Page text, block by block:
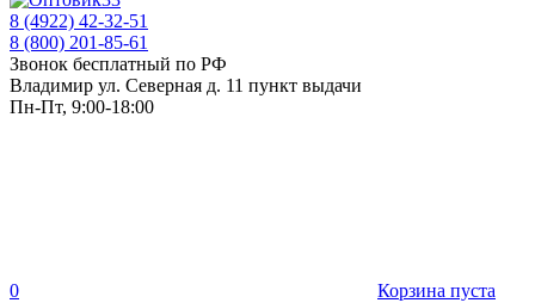
8 (4922) 42-32-51
8 (800) 201-85-61
Звонок бесплатный по РФ
Владимир ул. Северная д. 11 пункт выдачи
Пн-Пт, 9:00-18:00
0 Корзина пуста